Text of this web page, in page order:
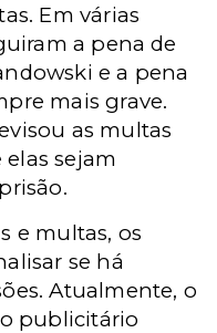
Em várias
a pena de
e a pena
mais grave.
as multas
sejam
e multas, os
se há
Atualmente, o
publicitário